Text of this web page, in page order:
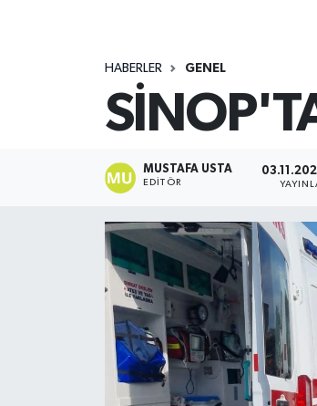
HABERLER GENEL
MUSTAFA USTA
EDITÖR